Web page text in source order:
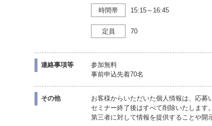
時間帯 15:15～16:45
定員 70
連絡事項等
参加無料
事前申込先着70名
その他
お客様からいただいた個人情報は、応募
セミナー終了後はすべて削除いたします
第三者に対して情報を提供することや開